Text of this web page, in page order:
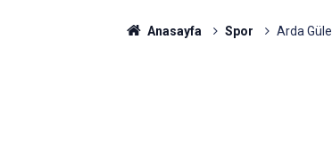
Anasayfa Spor Arda